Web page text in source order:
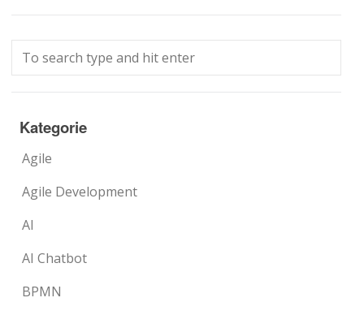
Kategorie
Agile
Agile Development
AI
AI Chatbot
BPMN